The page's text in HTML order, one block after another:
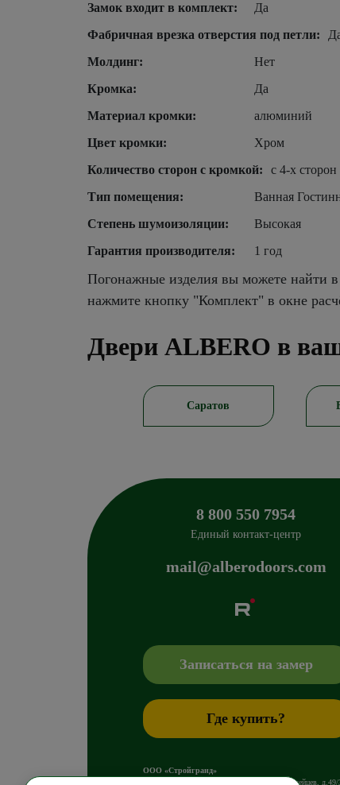
Замок входит в комплект:
Да
Фабричная врезка отверстия под петли:
Молдинг:
Нет
Кромка:
Да
Материал кромки:
алюминий
Цвет кромки:
Хром
Количество сторон с кромкой:
с 4-х сторон
Тип помещения:
Ванная
Степень шумоизоляции:
Высокая
Гарантия производителя:
1 год
Погонажные изделия вы можете найти
нажмите кнопку "Комплект" в окне
Двери ALBERO в
Саратов
8 800 550 7954
Единый контакт-центр
mail@alberodoors.com
+7 800 765 43 42,mail@alberodoors.com
Записаться на замер
Где купить?
ООО «Стройгранд»
ул. Сибиряков-Гвардейцев,